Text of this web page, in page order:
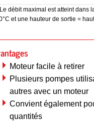
débit maximal est atteint dans
et une hauteur de sortie =
Moteur facile à retirer
Plusieurs pompes
autres avec un moteur
Convient également
quantités